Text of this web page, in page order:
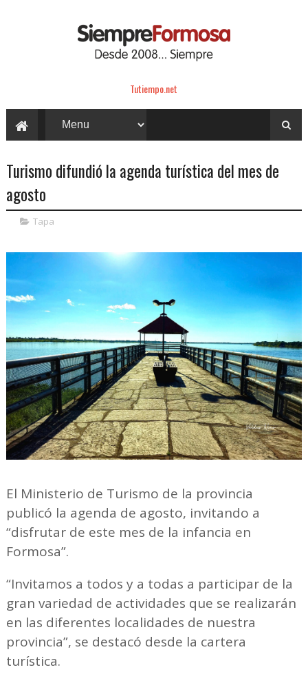
Tutiempo.net
Turismo difundió la agenda turística del mes de
agosto
Tapa
El Ministerio de Turismo de la provincia
publicó la agenda de agosto, invitando a
“disfrutar de este mes de la infancia en
Formosa”.
“Invitamos a todos y a todas a participar de la
gran variedad de actividades que se realizarán
en las diferentes localidades de nuestra
provincia”, se destacó desde la cartera
turística.